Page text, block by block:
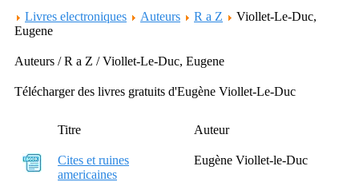
Livres electroniques Auteurs R a Z
Viollet-Le-Duc,
Eugene
Auteurs / R a Z / Viollet-Le-Duc, Eugene
Télécharger des livres gratuits d'Eugène Viollet-Le-Duc
Titre Auteur
Cites et ruines
americaines
Eugène Viollet-le-Duc